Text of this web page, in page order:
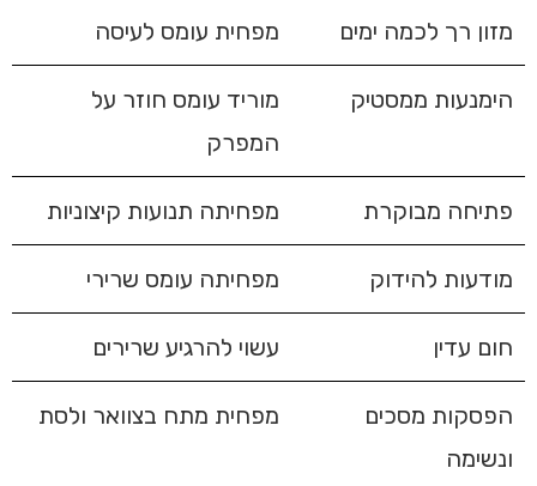
מזון רך לכמה ימים מפחית עומס לעיסה
הימנעות ממסטיק
מוריד עומס חוזר על
המפרק
פתיחה מבוקרת מפחיתה תנועות קיצוניות
מודעות להידוק מפחיתה עומס שרירי
חום עדין עשוי להרגיע שרירים
הפסקות מסכים
ונשימה
מפחית מתח בצוואר ולסת